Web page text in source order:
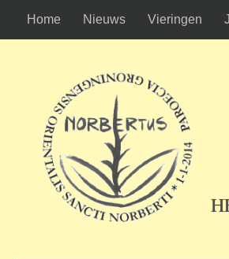
Ga naar de inhoud
Home Nieuws Vieringen